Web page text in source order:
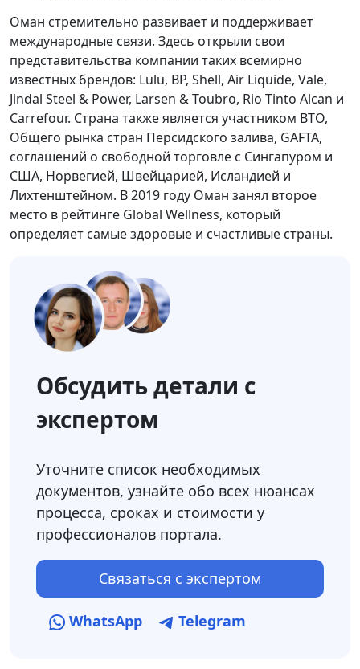
Оман стремительно развивает и поддерживает
международные связи. Здесь открыли свои
представительства компании таких всемирно
известных брендов: Lulu, BP, Shell, Air Liquide, Vale,
Jindal Steel & Power, Larsen & Toubro, Rio Tinto Alcan и
Carrefour. Страна также является участником ВТО,
Общего рынка стран Персидского залива, GAFTA,
соглашений о свободной торговле с Сингапуром и
США, Норвегией, Швейцарией, Исландией и
Лихтенштейном. В 2019 году Оман занял второе
место в рейтинге Global Wellness, который
определяет самые здоровые и счастливые страны.
Обсудить детали с
экспертом
Уточните список необходимых
документов, узнайте обо всех нюансах
процесса, сроках и стоимости у
профессионалов портала.
Связаться с экспертом
WhatsApp Telegram